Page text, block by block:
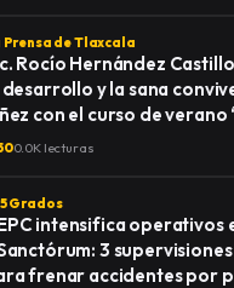
Prensa de Tlaxcala
Rocío Hernández
desarrollo y la sana
con el curso de verano
0.0K lecturas
Grados
intensifica operativos
3
frenar accidentes por